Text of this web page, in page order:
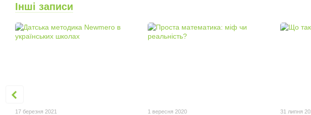
Інші записи
17 березня 2021 1 вересня 2020 31 липня